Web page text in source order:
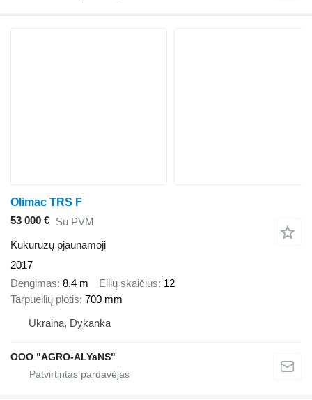
Olimac TRS F
53 000 € Su PVM
Kukurūzų pjaunamoji
2017
Dengimas 8,4 m Eilių skaičius 12
Tarpueilių plotis 700 mm
Ukraina, Dykanka
OOO "AGRO-ALYaNS"